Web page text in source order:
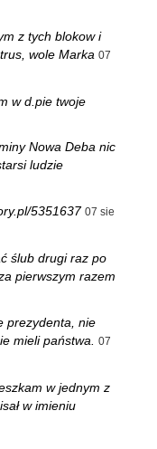
z tych blokow i
wole Marka 07
w d.pie twoje
Nowa Deba nic
ludzie
5351637 07 sie
ślub drugi raz po
pierwszym razem
prezydenta, nie
mieli państwa.
07
w jednym z
w imieniu